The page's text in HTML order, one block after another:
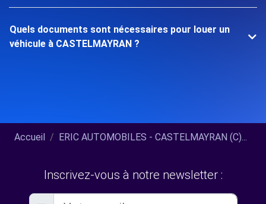
Quels documents sont nécessaires pour louer un
véhicule à CASTELMAYRAN ?
Accueil ERIC AUTOMOBILES - CASTELMAYRAN (C)...
Inscrivez-vous à notre newsletter :